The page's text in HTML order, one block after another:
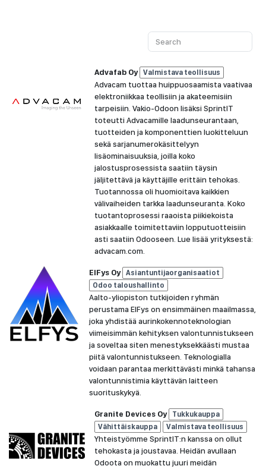
Advafab Oy Valmistava teollisuus
Advacam tuottaa huippuosaamista vaativaa
elektroniikkaa teollisiin ja akateemisiin
tarpeisiin. Vakio-Odoon lisäksi SprintIT
toteutti Advacamille laadunseurantaan,
tuotteiden ja komponenttien luokitteluun
sekä sarjanumerokäsittelyyn
lisäominaisuuksia, joilla koko
jalostusprosessista saatiin täysin
jäljitettävä ja käyttäjille erittäin tehokas.
Tuotannossa oli huomioitava kaikkien
välivaiheiden tarkka laadunseuranta. Koko
tuotantoprosessi raaoista piikiekoista
asiakkaalle toimitettaviin lopputuotteisiin
asti saatiin Odooseen. Lue lisää yrityksestä:
advacam.com.
ElFys Oy Asiantuntijaorganisaatiot
Odoo taloushallinto
Aalto-yliopiston tutkijoiden ryhmän
perustama ElFys on ensimmäinen maailmassa,
joka yhdistää aurinkokennoteknologian
viimeisimmän kehityksen valontunnistukseen
ja soveltaa siten menestyksekkäästi mustaa
piitä valontunnistukseen. Teknologialla
voidaan parantaa merkittävästi minkä tahansa
valontunnistimia käyttävän laitteen
suorituskykyä.
Granite Devices Oy
Tukkukauppa
Vähittäiskauppa
Valmistava teollisuus
Yhteistyömme SprintIT:n kanssa on ollut
tehokasta ja joustavaa. Heidän avullaan
Odoota on muokattu juuri meidän